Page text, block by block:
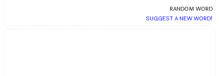
RANDOM WORD
SUGGEST A NEW WORD!